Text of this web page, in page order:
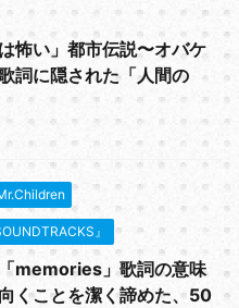
怖い」都市伝説〜オバケ
詞に隠された「人間の
』
memories」歌詞の意味
くことを潔く諦めた、50